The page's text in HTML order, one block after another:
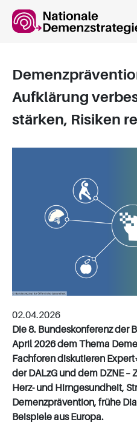
Aufklärung
stärken, Risiken
02.04.2026
Die 8. Bundeskonferenz der
April 2026 dem Thema
Fachforen diskutieren
der DALzG und dem DZNE
Herz- und Hirngesundheit,
Demenzprävention, frühe
Beispiele aus Europa.